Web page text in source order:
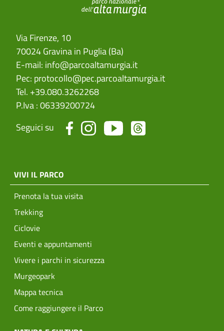
Via Firenze, 10
70024 Gravina in Puglia (Ba)
E-mail: info@parcoaltamurgia.it
Pec: protocollo@pec.parcoaltamurgia.it
Tel. +39.080.3262268
P.Iva : 06339200724
Seguici su
menu top footer
VIVI IL PARCO
Prenota la tua visita
Trekking
Ciclovie
Eventi e appuntamenti
Vivere i parchi in sicurezza
Murgeopark
Mappa tecnica
Come raggiungere il Parco